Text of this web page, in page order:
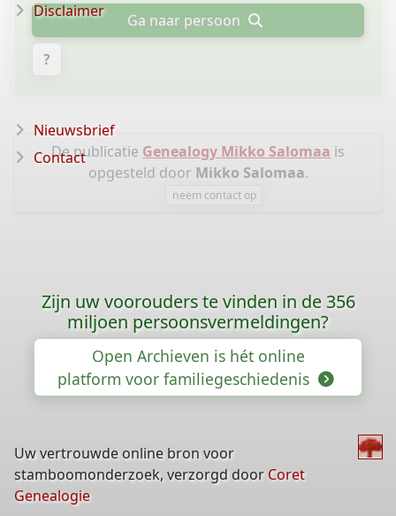
Ga naar persoon
?
De publicatie Genealogy Mikko Salomaa is
opgesteld door Mikko Salomaa.
neem contact op
Disclaimer
Nieuwsbrief
Contact
Zijn uw voorouders te vinden in de 356
miljoen persoonsvermeldingen?
Open Archieven is hét online
platform voor familiegeschiedenis
Uw vertrouwde online bron voor
stamboomonderzoek, verzorgd door Coret
Genealogie